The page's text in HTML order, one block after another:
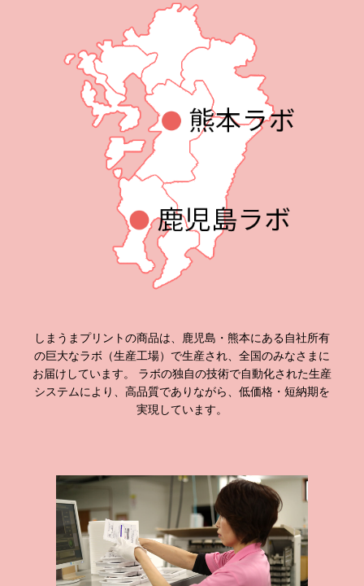
しまうまプリントの商品は、鹿児島・熊本にある自社所有
の巨大なラボ（生産工場）で生産され、全国のみなさまに
お届けしています。 ラボの独自の技術で自動化された生産
システムにより、高品質でありながら、低価格・短納期を
実現しています。